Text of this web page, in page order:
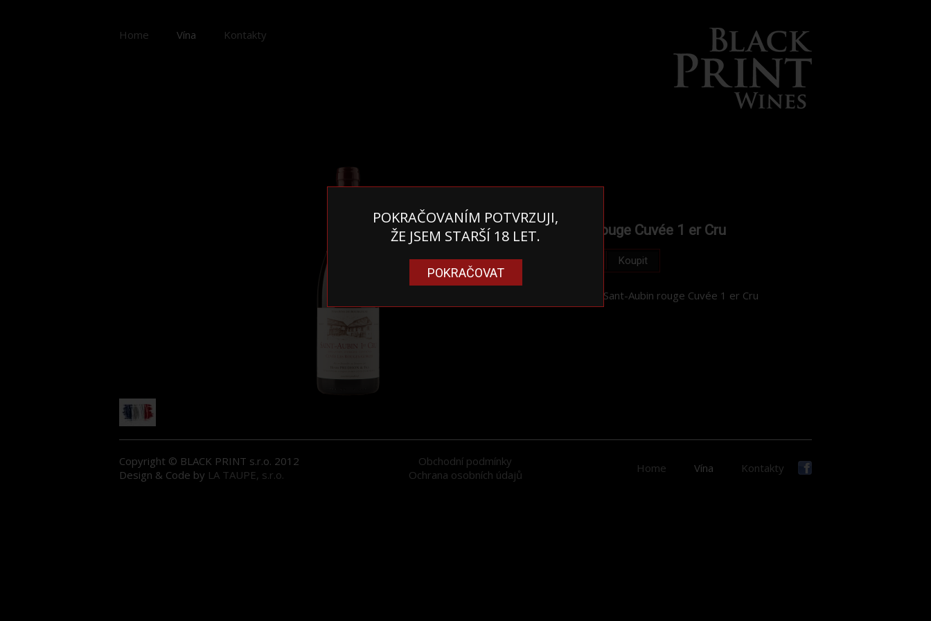
Home Vína Kontakty
Sant-Aubin rouge Cuvée 1 er Cru
790 Kč
Koupit
Henry Prudhon - Sant-Aubin rouge Cuvée 1 er Cru
Copyright © BLACK PRINT s.r.o. 2012
Design & Code by LA TAUPE, s.r.o.
Obchodní podmínky
Ochrana osobních údajů
Home Vína Kontakty
POKRAČOVANÍM POTVRZUJI,
ŽE JSEM STARŠÍ 18 LET.
POKRAČOVAT